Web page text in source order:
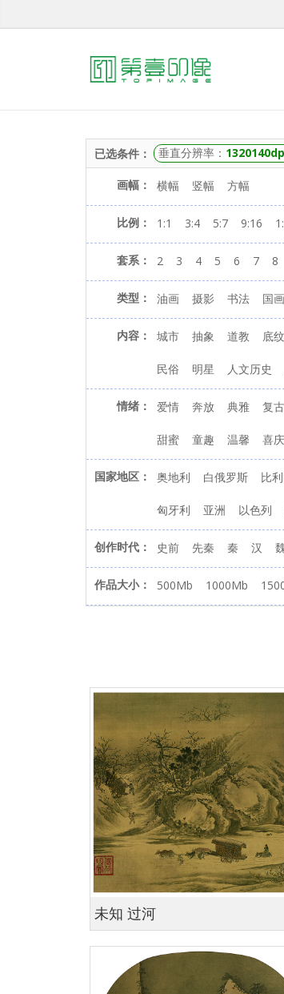
已选条件： 垂直分辨率：
画幅： 横幅 竖幅 方幅
比例： 1:1 3:4 5:7 9:16
套系： 2 3 4 5 6 7 8
类型： 油画 摄影 书法 国画
内容： 城市 抽象 道教 底
民俗 明星 人文历史
情绪： 爱情 奔放 典雅 复古
甜蜜 童趣 温馨 喜庆
国家地区： 奥地利 白俄罗斯 比
匈牙利 亚洲 以色列
创作时代： 史前 先秦 秦 汉
作品大小： 500Mb 1000Mb
未知 过河